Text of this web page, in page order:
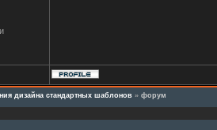
дизайна стандартных шаблонов » форум